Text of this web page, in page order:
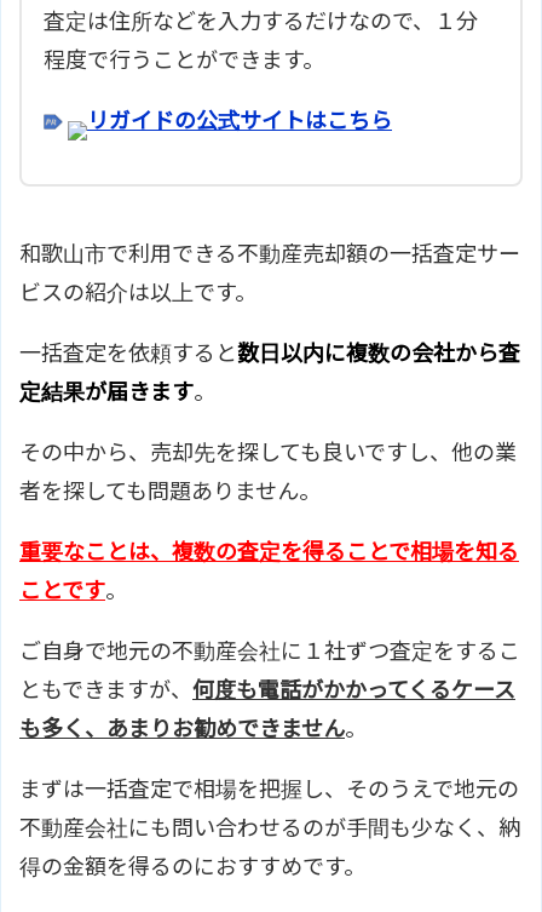
査定は住所などを入力するだけなので、１分
程度で行うことができます。
リガイドの公式サイトはこちら
和歌山市で利用できる不動産売却額の一括査定サー
ビスの紹介は以上です。
一括査定を依頼すると数日以内に複数の会社から査
定結果が届きます。
その中から、売却先を探しても良いですし、他の業
者を探しても問題ありません。
重要なことは、複数の査定を得ることで相場を知る
ことです。
ご自身で地元の不動産会社に１社ずつ査定をするこ
ともできますが、 何度も電話がかかってくるケース
も多く、あまりお勧めできません。
まずは一括査定で相場を把握し、そのうえで地元の
不動産会社にも問い合わせるのが手間も少なく、納
得の金額を得るのにおすすめです。